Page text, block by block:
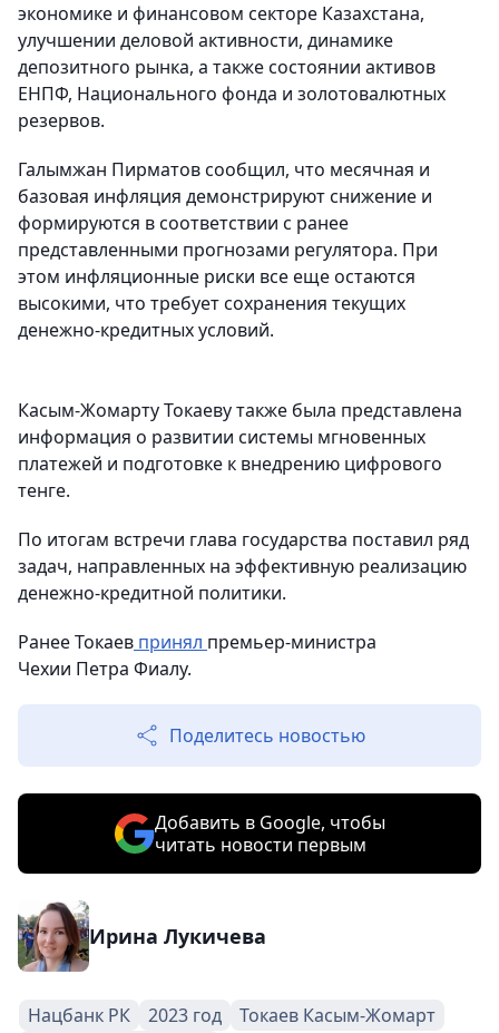
экономике и финансовом секторе Казахстана,
улучшении деловой активности, динамике
депозитного рынка, а также состоянии активов
ЕНПФ, Национального фонда и золотовалютных
резервов.
Галымжан Пирматов сообщил, что месячная и
базовая инфляция демонстрируют снижение и
формируются в соответствии с ранее
представленными прогнозами регулятора. При
этом инфляционные риски все еще остаются
высокими, что требует сохранения текущих
денежно-кредитных условий.
Касым-Жомарту Токаеву также была представлена
информация о развитии системы мгновенных
платежей и подготовке к внедрению цифрового
тенге.
По итогам встречи глава государства поставил ряд
задач, направленных на эффективную реализацию
денежно-кредитной политики.
Ранее Токаев принял премьер-министра
Чехии Петра Фиалу.
Поделитесь новостью
Добавить в Google, чтобы
читать новости первым
Ирина Лукичева
Нацбанк РК 2023 год
Токаев Касым-Жомарт